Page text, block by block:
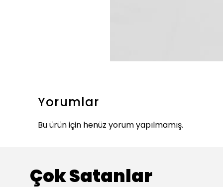
Yorumlar
Bu ürün için henüz yorum yapılmamış.
Çok Satanlar